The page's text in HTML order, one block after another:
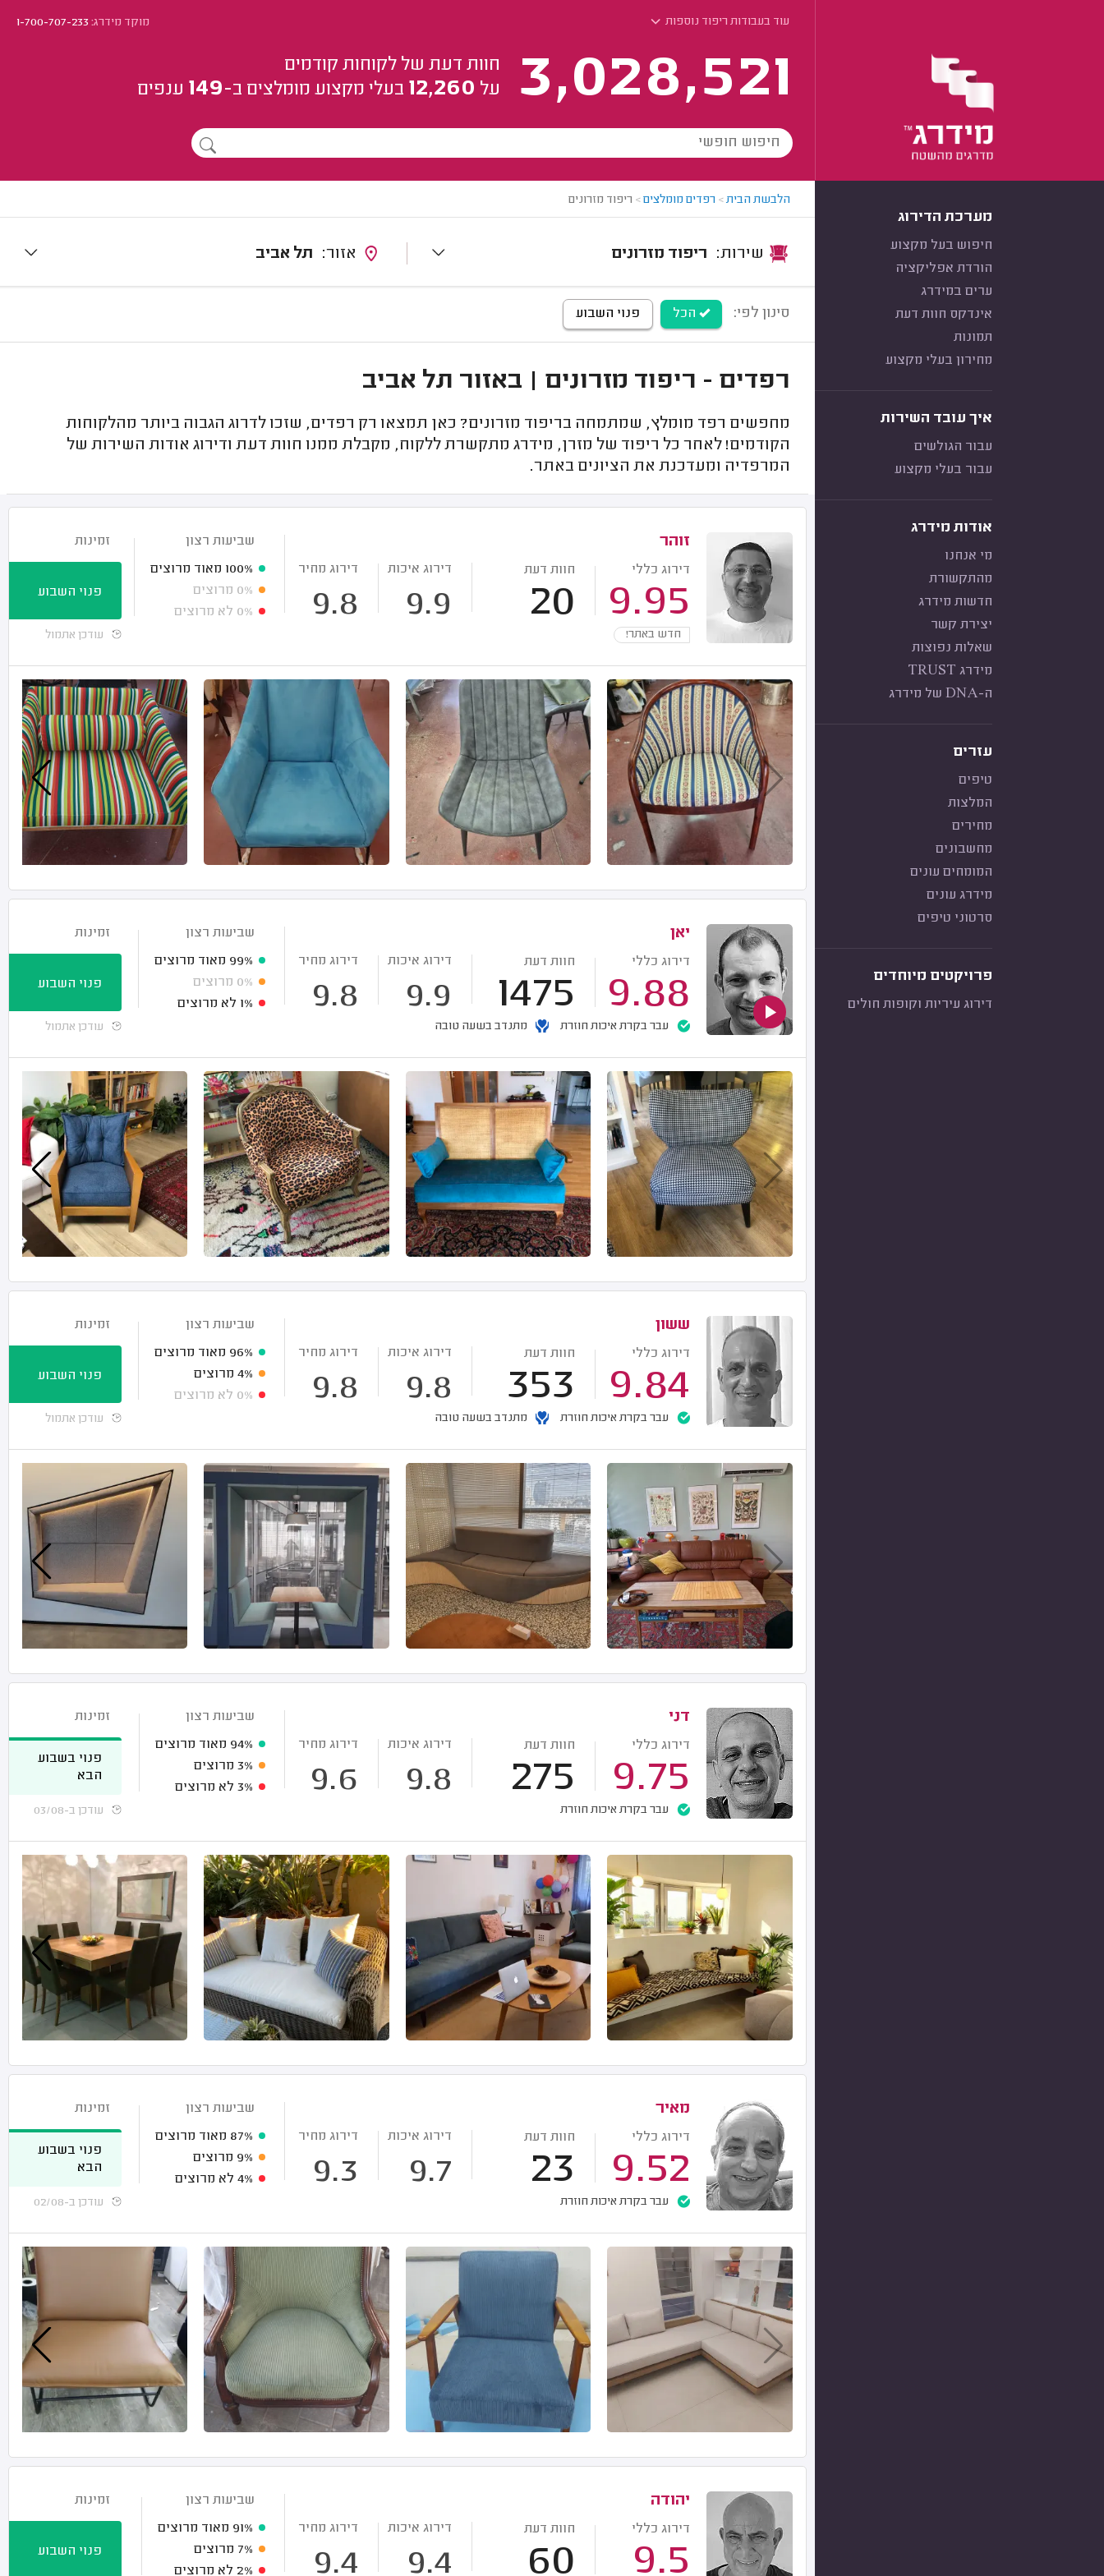
עוד בעבודות ריפוד נוספות מוקד מידרג:1-700-707-233
3,028,521
חוות דעת של לקוחות קודמים
על 12,260 בעלי מקצוע מומלצים ב-149 ענפים
מערכת הדירוג
חיפוש בעל מקצוע
הורדת אפליקציה
ערים במידרג
אינדקס חוות דעת
תמונות
מחירון בעלי מקצוע
איך עובד השירות
עבור הגולשים
עבור בעלי מקצוע
אודות מידרג
מי אנחנו
מהתקשורת
חדשות מידרג
יצירת קשר
שאלות נפוצות
מידרג TRUST
ה-DNA של מידרג
עזרים
טיפים
המלצות
מחירים
מחשבונים
המומחים עונים
מידרג עונים
סרטוני טיפים
פרויקטים מיוחדים
דירוג עיריות וקופות חולים
הלבשת הבית> רפדים מומלצים> ריפוד מזרונים
ריפוד מזרונים תל אביב
סינון לפי: הכל פנוי השבוע
רפדים - ריפוד מזרונים | באזור תל אביב
מחפשים רפד מומלץ, שמתמחה בריפוד מזרונים? כאן תמצאו רק רפדים, שזכו לדרוג הגבוה ביותר מהלקוחות
הקודמים! לאחר כל ריפוד של מזרן, מידרג מתקשרת ללקוח, מקבלת ממנו חוות דעת ודירוג אודות השירות של
המרפדיה ומעדכנת את הציונים באתר.
זוהר
דירוג כללי
9.95
חוות דעת
20
דירוג איכות
9.9
דירוג מחיר
9.8
חדש באתר!
שביעות רצון
100% מאוד מרוצים
0% מרוצים
0% לא מרוצים
זמינות
פנוי השבוע
עודכן אתמול
יאן
דירוג כללי
9.88
חוות דעת
1475
דירוג איכות
9.9
דירוג מחיר
9.8
עבר בקרת איכות חוזרת מתנדב בשעה טובה
שביעות רצון
99% מאוד מרוצים
0% מרוצים
1% לא מרוצים
זמינות
פנוי השבוע
עודכן אתמול
ששון
דירוג כללי
9.84
חוות דעת
353
דירוג איכות
9.8
דירוג מחיר
9.8
עבר בקרת איכות חוזרת מתנדב בשעה טובה
שביעות רצון
96% מאוד מרוצים
4% מרוצים
0% לא מרוצים
זמינות
פנוי השבוע
עודכן אתמול
דני
דירוג כללי
9.75
חוות דעת
275
דירוג איכות
9.8
דירוג מחיר
9.6
עבר בקרת איכות חוזרת
שביעות רצון
94% מאוד מרוצים
3% מרוצים
3% לא מרוצים
זמינות
פנוי בשבוע
הבא
עודכן ב-03/08
מאיר
דירוג כללי
9.52
חוות דעת
23
דירוג איכות
9.7
דירוג מחיר
9.3
עבר בקרת איכות חוזרת
שביעות רצון
87% מאוד מרוצים
9% מרוצים
4% לא מרוצים
זמינות
פנוי בשבוע
הבא
עודכן ב-02/08
יהודה
דירוג כללי
9.5
חוות דעת
60
דירוג איכות
9.4
דירוג מחיר
9.4
שביעות רצון
91% מאוד מרוצים
7% מרוצים
2% לא מרוצים
זמינות
פנוי השבוע